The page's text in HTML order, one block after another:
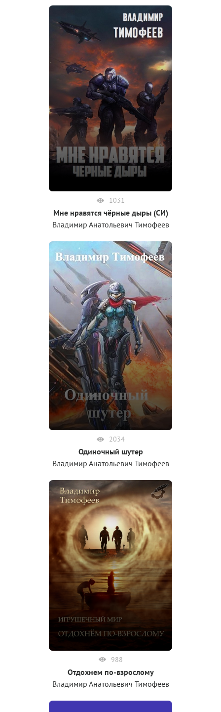
1031
Мне нравятся чёрные дыры (СИ)
Владимир Анатольевич Тимофеев
2034
Одиночный шутер
Владимир Анатольевич Тимофеев
988
Отдохнем по-взрослому
Владимир Анатольевич Тимофеев